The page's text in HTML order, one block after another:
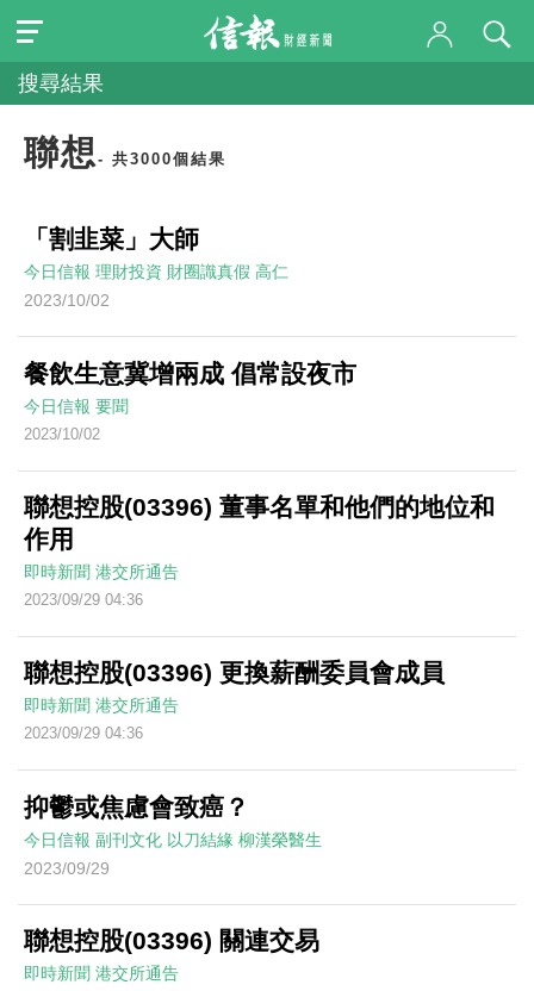
搜尋結果
聯想 - 共3000個結果
「割韭菜」大師
今日信報 理財投資 財圈識真假 高仁
2023/10/02
餐飲生意冀增兩成 倡常設夜市
今日信報 要聞
2023/10/02
聯想控股(03396) 董事名單和他們的地位和
作用
即時新聞 港交所通告
2023/09/29 04:36
聯想控股(03396) 更換薪酬委員會成員
即時新聞 港交所通告
2023/09/29 04:36
抑鬱或焦慮會致癌？
今日信報 副刊文化 以刀結緣 柳漢榮醫生
2023/09/29
聯想控股(03396) 關連交易
即時新聞 港交所通告